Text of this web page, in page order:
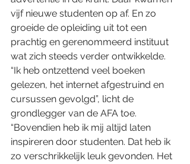
vijf nieuwe studenten op af. En zo
groeide de opleiding uit tot een
prachtig en gerenommeerd instituut
wat zich steeds verder ontwikkelde.
“Ik heb ontzettend veel boeken
gelezen, het internet afgestruind en
cursussen gevolgd”, licht de
grondlegger van de AFA toe.
“Bovendien heb ik mij altijd laten
inspireren door studenten. Dat heb ik
zo verschrikkelijk leuk gevonden. Het